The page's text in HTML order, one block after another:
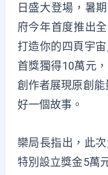
日盛大登場，暑
府今年首度推出
打造你的四頁宇
首獎獨得10萬元
創作者展現原創
好一個故事。
欒局長指出，此
特別設立獎金5萬